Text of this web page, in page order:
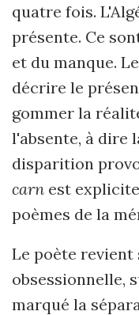
quatre fois.
présente. Ce
et du manque.
décrire le
gommer la
l'absente, à dire
disparition
carn est
poèmes de la
Le poète revient
obsessionnelle,
marqué la